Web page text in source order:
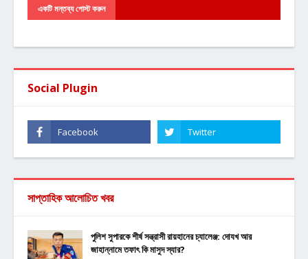
একটি মন্তব্য পোস্ট করুন
Social Plugin
সাপ্তাহিক আলোচিত খবর
পুলিশ সুপারকে শীর্ষ সন্ত্রাসী রায়হানের চ্যালেঞ্জ: দোযখ আর
জাহান্নামে তফাৎ কি মাসুদ স্যার?